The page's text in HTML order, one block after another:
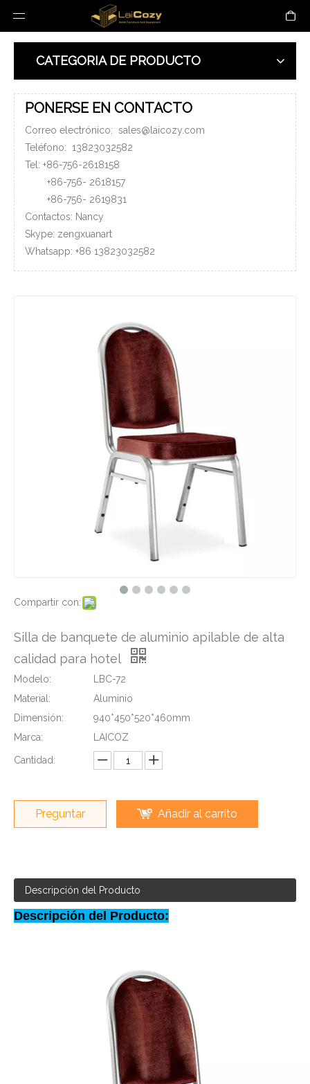
CATEGORIA DE PRODUCTO
PONERSE EN CONTACTO
Correo electrónico: sales@laicozy.com
Teléfono: 13823032582
Tel: +86-756-2618158
+86-756- 2618157
+86-756- 2619831
Contactos: Nancy
Skype: zengxuanart
Whatsapp: +86 13823032582
Compartir con:
Silla de banquete de aluminio apilable de alta
calidad para hotel
Modelo:
LBC-72
Material:
Aluminio
Dimensión:
940*450*520*460mm
Marca:
LAICOZ
Cantidad:
Preguntar Añadir al carrito
Descripción del Producto
Descripción del Producto: